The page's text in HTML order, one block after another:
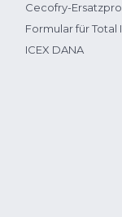
Cecofry-
Formular für Total
ICEX DANA